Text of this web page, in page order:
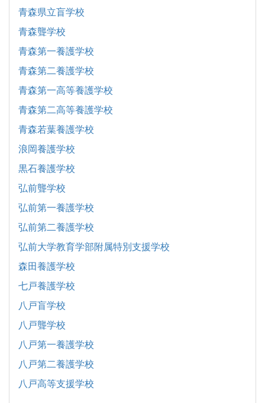
青森県立盲学校
青森聾学校
青森第一養護学校
青森第二養護学校
青森第一高等養護学校
青森第二高等養護学校
青森若葉養護学校
浪岡養護学校
黒石養護学校
弘前聾学校
弘前第一養護学校
弘前第二養護学校
弘前大学教育学部附属特別支援学校
森田養護学校
七戸養護学校
八戸盲学校
八戸聾学校
八戸第一養護学校
八戸第二養護学校
八戸高等支援学校